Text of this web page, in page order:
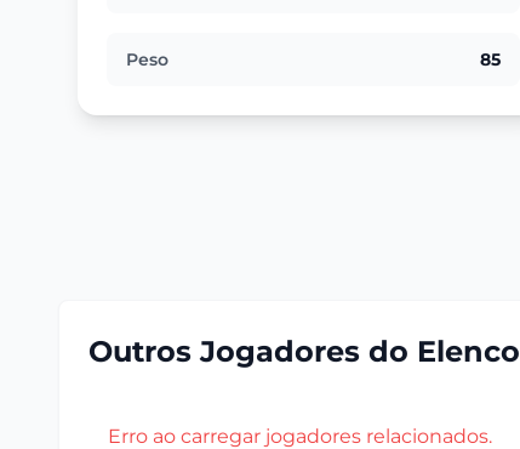
Peso 85
Outros Jogadores do Elenco
Erro ao carregar jogadores relacionados.